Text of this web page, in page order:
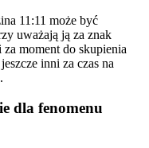
11:11 może być
uważają ją za znak
moment do skupienia
inni za czas na
dla fenomenu